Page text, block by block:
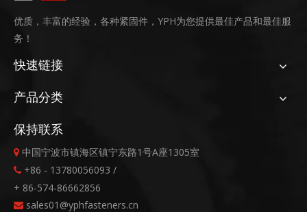
优质，丰富的经验，各种紧固件，YPH为您提供最佳产品和最佳服
务！
快速链接
产品分类
保持联系
 中国宁波市镇海区镇宁东路1号A座1305室
 +86 - 13780056093 /
+ 86-574-86662856
 sales01@yphfasteners.cn